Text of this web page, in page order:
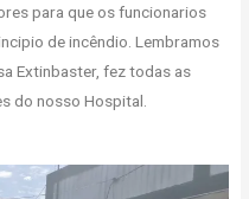
para que os funcionarios
de incêndio. Lembramos
Extinbaster, fez todas as
do nosso Hospital.